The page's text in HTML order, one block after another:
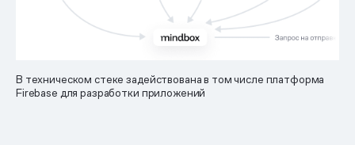
В техническом стеке задействована в том числе платформа
Firebase для разработки приложений